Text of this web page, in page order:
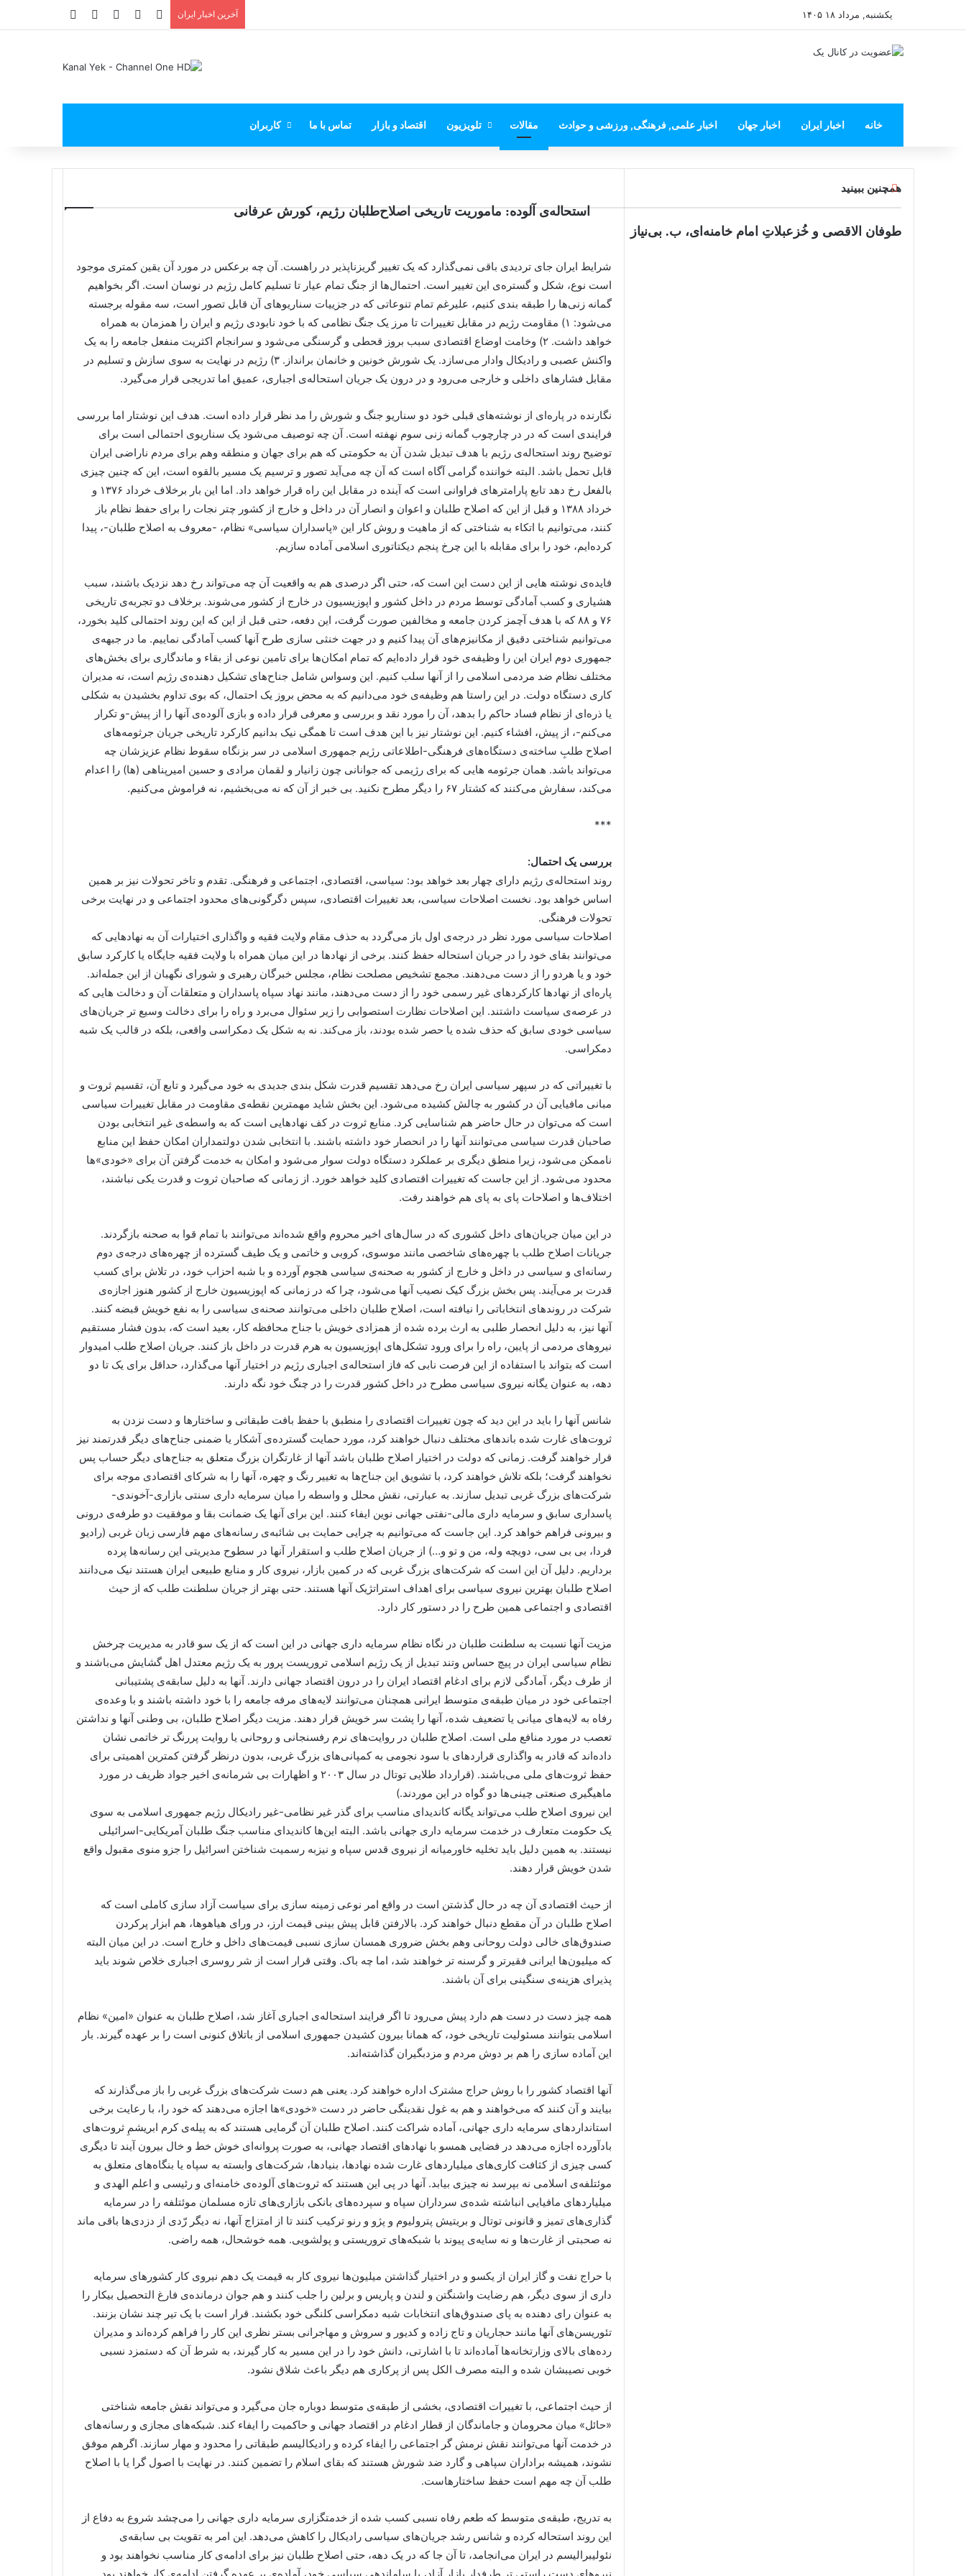
یکشنبه, مرداد ۱۸ ۱۴۰۵ آخرین اخبار ایران فیس بوک یوتیوب اینستاگرام
خانه اخبار ایران اخبار جهان اخبار علمی, فرهنگی, ورزشی و حوادث مقالات تلویزیون اقتصاد و بازار تماس با ما کاربران
استحاله‌ی آلوده: ماموریت تاریخی اصلاح‌طلبان رژیم، کورش عرفانی
شرایط ایران جای تردیدی باقی نمی‌گذارد که یک تغییر گریزناپذیر در راهست. آن چه برعکس در مورد آن یقین کمتری موجود
است نوع، شکل و گستره‌ی این تغییر است. احتمال‌ها از جنگ تمام عیار تا تسلیم کامل رژیم در نوسان است. اگر بخواهیم
گمانه زنی‌ها را طبقه بندی کنیم، علیرغم تمام تنوعاتی که در جزییات سناریوهای آن قابل تصور است، سه مقوله برجسته
می‌شود: ۱) مقاومت رژیم در مقابل تغییرات تا مرز یک جنگ نظامی که با خود نابودی رژیم و ایران را همزمان به همراه
خواهد داشت. ۲) وخامت اوضاع اقتصادی سبب بروز قحطی و گرسنگی می‌شود و سرانجام اکثریت منفعل جامعه را به یک
واکنش عصبی و رادیکال وادار می‌سازد. یک شورش خونین و خانمان برانداز. ۳) رژیم در نهایت به سوی سازش و تسلیم در
مقابل فشارهای داخلی و خارجی می‌رود و در درون یک جریان استحاله‌ی اجباری، عمیق اما تدریجی قرار می‌گیرد.
نگارنده در پاره‌ای از نوشته‌های قبلی خود دو سناریو جنگ و شورش را مد نظر قرار داده است. هدف این نوشتار اما بررسی
فرایندی است که در در چارچوب گمانه زنی سوم نهفته است. آن چه توصیف می‌شود یک سناریوی احتمالی است برای
توضیح روند استحاله‌ی رژیم با هدف تبدیل شدن آن به حکومتی که هم برای جهان و منطقه وهم برای مردم ناراضی ایران
قابل تحمل باشد. البته خواننده گرامی آگاه است که آن چه می‌آید تصور و ترسیم یک مسیر بالقوه است، این که چنین چیزی
بالفعل رخ دهد تابع پارامترهای فراوانی است که آینده در مقابل این راه قرار خواهد داد. اما این بار برخلاف خرداد ۱۳۷۶ و
خرداد ۱۳۸۸ و قبل از این که اصلاح طلبان و اعوان و انصار آن در داخل و خارج از کشور چتر نجات را برای حفظ نظام باز
کنند، می‌توانیم با اتکاء به شناختی که از ماهیت و روش کار این «پاسداران سیاسی» نظام، -معروف به اصلاح طلبان-، پیدا
کرده‌ایم، خود را برای مقابله با این چرخ پنجم دیکتاتوری اسلامی آماده سازیم.
فایده‌ی نوشته هایی از این دست این است که، حتی اگر درصدی هم به واقعیت آن چه می‌تواند رخ دهد نزدیک باشند، سبب
هشیاری و کسب آمادگی توسط مردم در داخل کشور و اپوزیسیون در خارج از کشور می‌شوند. برخلاف دو تجربه‌ی تاریخی
۷۶ و ۸۸ که با هدف آچمز کردن جامعه و مخالفین صورت گرفت، این دفعه، حتی قبل از این که این روند احتمالی کلید بخورد،
می‌توانیم شناختی دقیق از مکانیزم‌های آن پیدا کنیم و در جهت خنثی سازی طرح آنها کسب آمادگی نماییم. ما در جبهه‌ی
جمهوری دوم ایران این را وظیفه‌ی خود قرار داده‌ایم که تمام امکان‌ها برای تامین نوعی از بقاء و ماندگاری برای بخش‌های
مختلف نظام ضد مردمی اسلامی را از آنها سلب کنیم. این وسواس شامل جناح‌های تشکیل دهنده‌ی رژیم است، نه مدیران
کاری دستگاه دولت. در این راستا هم وظیفه‌ی خود می‌دانیم که به محض بروز یک احتمال، که بوی تداوم بخشیدن به شکلی
یا ذره‌ای از نظام فساد حاکم را بدهد، آن را مورد نقد و بررسی و معرفی قرار داده و بازی آلوده‌ی آنها را از پیش-و تکرار
می‌کنم-، از پیش، افشاء کنیم. این نوشتار نیز با این هدف است تا همگی نیک بدانیم کارکرد تاریخی جریان جرثومه‌های
اصلاح طلبِ ساخته‌ی دستگاه‌های فرهنگی-اطلاعاتی رژیم جمهوری اسلامی در سر بزنگاه سقوط نظام عزیزشان چه
می‌تواند باشد. همان جرثومه هایی که برای رژیمی که جوانانی چون زانیار و لقمان مرادی و حسین امیرپناهی (ها) را اعدام
می‌کند، سفارش می‌کنند که کشتار ۶۷ را دیگر مطرح نکنید. بی خبر از آن که نه می‌بخشیم، نه فراموش می‌کنیم.
***
بررسی یک احتمال:
روند استحاله‌ی رژیم دارای چهار بعد خواهد بود: سیاسی، اقتصادی، اجتماعی و فرهنگی. تقدم و تاخر تحولات نیز بر همین
اساس خواهد بود. نخست اصلاحات سیاسی، بعد تغییرات اقتصادی، سپس دگرگونی‌های محدود اجتماعی و در نهایت برخی
تحولات فرهنگی.
اصلاحات سیاسی مورد نظر در درجه‌ی اول باز می‌گردد به حذف مقام ولایت فقیه و واگذاری اختیارات آن به نهادهایی که
می‌توانند بقای خود را در جریان استحاله حفظ کنند. برخی از نهادها در این میان همراه با ولایت فقیه جایگاه یا کارکرد سابق
خود و یا هردو را از دست می‌دهند. مجمع تشخیص مصلحت نظام، مجلس خبرگان رهبری و شورای نگهبان از این جمله‌اند.
پاره‌ای از نهادها کارکردهای غیر رسمی خود را از دست می‌دهند، مانند نهاد سپاه پاسداران و متعلقات آن و دخالت هایی که
در عرصه‌ی سیاست داشتند. این اصلاحات نظارت استصوابی را زیر سئوال می‌برد و راه را برای دخالت وسیع تر جریان‌های
سیاسی خود‌ی سابق که حذف شده یا حصر شده بودند، باز می‌کند. نه به شکل یک دمکراسی واقعی، بلکه در قالب یک شبه
دمکراسی.
با تغییراتی که در سپهر سیاسی ایران رخ می‌دهد تقسیم قدرت شکل بندی جدیدی به خود می‌گیرد و تابع آن، تقسیم ثروت و
مبانی مافیایی آن در کشور به چالش کشیده می‌شود. این بخش شاید مهمترین نقطه‌ی مقاومت در مقابل تغییرات سیاسی
است که می‌توان در حال حاضر هم شناسایی کرد. منابع ثروت در کف نهادهایی است که به واسطه‌ی غیر انتخابی بودن
صاحبان قدرت سیاسی می‌توانند آنها را در انحصار خود داشته باشند. با انتخابی شدن دولتمداران امکان حفظ این منابع
ناممکن می‌شود، زیرا منطق دیگری بر عملکرد دستگاه دولت سوار می‌شود و امکان به خدمت گرفتن آن برای «خودی»‌ها
محدود می‌شود. از این جاست که تغییرات اقتصادی کلید خواهد خورد. از زمانی که صاحبان ثروت و قدرت یکی نباشند،
اختلاف‌ها و اصلاحات پای به پای هم خواهند رفت.
در این میان جریان‌های داخل کشوری که در سال‌های اخیر محروم واقع شده‌اند می‌توانند با تمام قوا به صحنه بازگردند.
جریانات اصلاح طلب با چهره‌های شاخصی مانند موسوی، کروبی و خاتمی و یک طیف گسترده از چهره‌های درجه‌ی دوم
رسانه‌ای و سیاسی در داخل و خارج از کشور به صحنه‌ی سیاسی هجوم آورده و با شبه احزاب خود، در تلاش برای کسب
قدرت بر می‌آیند. پس بخش بزرگ کیک نصیب آنها می‌شود، چرا که در زمانی که اپوزیسیون خارج از کشور هنوز اجازه‌ی
شرکت در روندهای انتخاباتی را نیافته است، اصلاح طلبان داخلی می‌توانند صحنه‌ی سیاسی را به نفع خویش قبضه کنند.
آنها نیز، به دلیل انحصار طلبی به ارث برده شده از همزادی خویش با جناح محافظه کار، بعید است که، بدون فشار مستقیم
نیروهای مردمی از پایین، راه را برای ورود تشکل‌های اپوزیسیون به هرم قدرت در داخل باز کنند. جریان اصلاح طلب امیدوار
است که بتواند با استفاده از این فرصت نابی که فاز استحاله‌ی اجباری رژیم در اختیار آنها می‌گذارد، حداقل برای یک تا دو
دهه، به عنوان یگانه نیروی سیاسی مطرح در داخل کشور قدرت را در چنگ خود نگه دارند.
شانس آنها را باید در این دید که چون تغییرات اقتصادی را منطبق با حفظ بافت طبقاتی و ساختارها و دست نزدن به
ثروت‌های غارت شده باندهای مختلف دنبال خواهند کرد، مورد حمایت گسترده‌ی آشکار یا ضمنی جناح‌های دیگر قدرتمند نیز
قرار خواهند گرفت. زمانی که دولت در اختیار اصلاح طلبان باشد آنها از غارتگران بزرگ متعلق به جناح‌های دیگر حساب پس
نخواهند گرفت؛ بلکه تلاش خواهند کرد، با تشویق این جناح‌ها به تغییر رنگ و چهره، آنها را به شرکای اقتصادی موجه برای
شرکت‌های بزرگ غربی تبدیل سازند. به عبارتی، نقش محلل و واسطه را میان سرمایه داری سنتی بازاری-آخوندی-
پاسداری سابق و سرمایه داری مالی-نفتی جهانی نوین ایفاء کنند. این برای آنها یک ضمانت بقا و موفقیت دو طرفه‌ی درونی
و بیرونی فراهم خواهد کرد. این جاست که می‌توانیم به چرایی حمایت بی شائبه‌ی رسانه‌های مهم فارسی زبان غربی (رادیو
فردا، بی بی سی، دویچه وله، من و تو و…) از جریان اصلاح طلب و استقرار آنها در سطوح مدیریتی این رسانه‌ها پرده
برداریم. دلیل آن این است که شرکت‌های بزرگ غربی که در کمین بازار، نیروی کار و منابع طبیعی ایران هستند نیک می‌دانند
اصلاح طلبان بهترین نیروی سیاسی برای اهداف استراتژیک آنها هستند. حتی بهتر از جریان سلطنت طلب که از حیث
اقتصادی و اجتماعی همین طرح را در دستور کار دارد.
مزیت آنها نسبت به سلطنت طلبان در نگاه نظام سرمایه داری جهانی در این است که از یک سو قادر به مدیریت چرخش
نظام سیاسی ایران در پیچ حساس وتند تبدیل از یک رژیم اسلامی تروریست پرور به یک رژیم معتدل اهل گشایش می‌باشند و
از طرف دیگر، آمادگی لازم برای ادغام اقتصاد ایران را در درون اقتصاد جهانی دارند. آنها به دلیل سابقه‌ی پشتیبانی
اجتماعی خود در میان طبقه‌ی متوسط ایرانی همچنان می‌توانند لایه‌های مرفه جامعه را با خود داشته باشند و با وعده‌ی
رفاه به لایه‌های میانی یا تضعیف شده، آنها را پشت سر خویش قرار دهند. مزیت دیگر اصلاح طلبان، بی وطنی آنها و نداشتن
تعصب در مورد منافع ملی است. اصلاح طلبان در روایت‌های نرم رفسنجانی و روحانی یا روایت پررنگ تر خاتمی نشان
داده‌اند که قادر به واگذاری قراردهای با سود نجومی به کمپانی‌های بزرگ غربی، بدون درنظر گرفتن کمترین اهمیتی برای
حفظ ثروت‌های ملی می‌باشند. (قرارداد طلایی توتال در سال ۲۰۰۳ و اظهارات بی شرمانه‌ی اخیر جواد ظریف در مورد
ماهیگیری صنعتی چینی‌ها دو گواه در این موردند.)
این نیروی اصلاح طلب می‌تواند یگانه کاندیدای مناسب برای گذر غیر نظامی-غیر رادیکال رژیم جمهوری اسلامی به سوی
یک حکومت متعارف در خدمت سرمایه داری جهانی باشد. البته این‌ها کاندیدای مناسب جنگ طلبان آمریکایی-اسرائیلی
نیستند. به همین دلیل باید تخلیه خاورمیانه از نیروی قدس سپاه و نیزبه رسمیت شناختن اسرائیل را جزو منوی مقبول واقع
شدن خویش قرار دهند.
از حیث اقتصادی آن چه در حال گذشتن است در واقع امر نوعی زمینه سازی برای سیاست آزاد سازی کاملی است که
اصلاح طلبان در آن مقطع دنبال خواهند کرد. بالارفتن قابل پیش بینی قیمت ارز، در ورای هیاهو‌ها، هم ابزار پرکردن
صندوق‌های خالی دولت روحانی وهم بخش ضروری همسان سازی نسبی قیمت‌های داخل و خارج است. در این میان البته
که میلیون‌ها ایرانی فقیرتر و گرسنه تر خواهند شد، اما چه باک. وقتی قرار است از شر روسری اجباری خلاص شوند باید
پذیرای هزینه‌ی سنگینی برای آن باشند.
همه چیز دست در دست هم دارد پیش می‌رود تا اگر فرایند استحاله‌ی اجباری آغاز شد، اصلاح طلبان به عنوان «امین» نظام
اسلامی بتوانند مسئولیت تاریخی خود، که همانا بیرون کشیدن جمهوری اسلامی از باتلاق کنونی است را بر عهده گیرند. بار
این آماده سازی را هم بر دوش مردم و مزدبگیران گذاشته‌اند.
آنها اقتصاد کشور را با روش حراج مشترک اداره خواهند کرد. یعنی هم دست شرکت‌های بزرگ غربی را باز می‌گذارند که
بیایند و آن کنند که می‌خواهند و هم به غول نقدینگی حاضر در دست «خودی»‌ها اجازه می‌دهند که خود را، با رعایت برخی
استانداردهای سرمایه داری جهانی، آماده شراکت کنند. اصلاح طلبان آن گرمایی هستند که به پیله‌ی کرم ابریشمِ ثروت‌های
بادآورده اجازه می‌دهد در فضایی همسو با نهادهای اقتصاد جهانی، به صورت پروانه‌ای خوش خط و خال بیرون آیند تا دیگری
کسی چیزی از کثافت کاری‌های میلیاردهای غارت شده نهادها، بنیادها، شرکت‌های وابسته به سپاه یا بنگاه‌های متعلق به
موئتلفه‌ی اسلامی نه بپرسد نه چیزی بیابد. آنها در پی این هستند که ثروت‌های آلوده‌ی خامنه‌ای و رئیسی و اعلم الهدی و
میلیاردهای مافیایی انباشته شده‌ی سرداران سپاه و سپرده‌های بانکی بازاری‌های تازه مسلمان موئتلفه را در سرمایه
گذاری‌های تمیز و قانونی توتال و بریتیش پترولیوم و پژو و رنو ترکیب کنند تا از امتزاج آنها، نه دیگر رّدی از دزدی‌ها باقی ماند
نه صحبتی از غارت‌ها و نه سایه‌ی پیوند با شبکه‌های تروریستی و پولشویی. همه خوشحال، همه راضی.
با حراج نفت و گاز ایران از یکسو و در اختیار گذاشتن میلیون‌ها نیروی کار به قیمت یک دهم نیروی کار کشورهای سرمایه
داری از سوی دیگر، هم رضایت واشنگتن و لندن و پاریس و برلین را جلب کنند و هم جوان درمانده‌ی فارغ التحصیل بیکار را
به عنوان رای دهنده به پای صندوق‌های انتخابات شبه دمکراسی کلنگی خود بکشند. قرار است با یک تیر چند نشان بزنند.
تئوریسن‌های آنها مانند حجاریان و تاج زاده و کدیور و سروش و مهاجرانی بستر نظری این کار را فراهم کرده‌اند و مدیران
رده‌های بالای وزارتخانه‌ها آماده‌اند تا با اشارتی، دانش خود را در این مسیر به کار گیرند، به شرط آن که دستمزد نسبی
خوبی نصیبشان شده و البته مصرف الکل پس از پرکاری هم دیگر باعث شلاق نشود.
از حیث اجتماعی، با تغییرات اقتصادی، بخشی از طبقه‌ی متوسط دوباره جان می‌گیرد و می‌تواند نقش جامعه شناختی
«حائل» میان محرومان و جاماندگان از قطار ادغام در اقتصاد جهانی و حاکمیت را ایفاء کند. شبکه‌های مجازی و رسانه‌های
در خدمت آنها می‌توانند نقش نرمش گر اجتماعی را ایفاء کرده و رادیکالیسم طبقاتی را محدود و مهار سازند. اگرهم موفق
نشوند، همیشه براداران سپاهی و گارد ضد شورش هستند که بقای اسلام را تضمین کنند. در نهایت با اصول گرا یا با اصلاح
طلب آن چه مهم است حفظ ساختارهاست.
به تدریج، طبقه‌ی متوسط که طعم رفاه نسبی کسب شده از خدمتگزاری سرمایه داری جهانی را می‌چشد شروع به دفاع از
این روند استحاله کرده و شانس رشد جریان‌های سیاسی رادیکال را کاهش می‌دهد. این امر به تقویت بی سابقه‌ی
نئولیبرالیسم در ایران می‌انجامد، تا آن جا که در یک دهه، حتی اصلاح طلبان نیز برای ادامه‌ی کار مناسب نخواهند بود و
همچنین ببینید
ب
ن
طوفان الاقصی و خُزعبلاتِ امام خامنه‌ای، ب. بی‌نیاز